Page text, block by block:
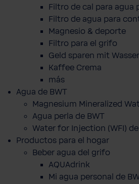
Filtro de cal para agua
Filtro de agua para
Magnesio & deporte
Filtro para el grifo
Geld sparen mit
Kaffee Crema
más
Agua de BWT
Magnesium Mineralized
Agua perla de BWT
Water for Injection (WFI) de
Productos para el hogar
Beber agua del grifo
AQUAdrink
Mi agua personal de